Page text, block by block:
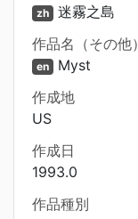
zh 迷霧之島
作品名（その他）
en Myst
作成地
US
作成日
1993.0
作品種別